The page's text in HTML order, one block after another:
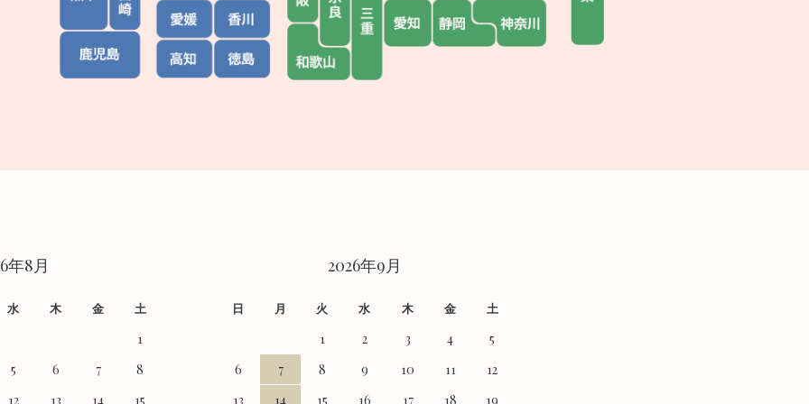
年8月
水 木 金 土
1
5 6 7
8
12 13 14 15
2026年9月
日 月 火 水 木 金 土
1 2 3 4
5
6
7 8 9 10 11
12
13
14 15 16 17 18 19